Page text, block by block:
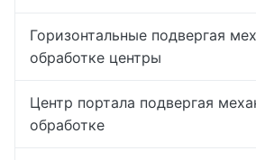
Горизонтальные подвергая
обработке центры
Центр портала подвергая
обработке